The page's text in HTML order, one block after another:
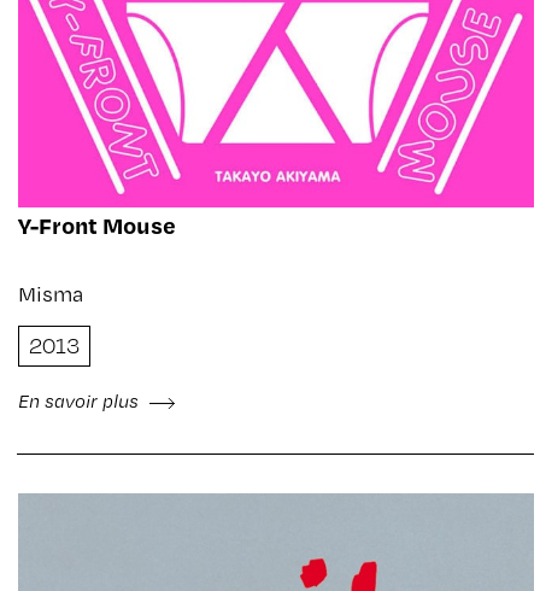
Y-Front Mouse
Misma
2013
En savoir plus